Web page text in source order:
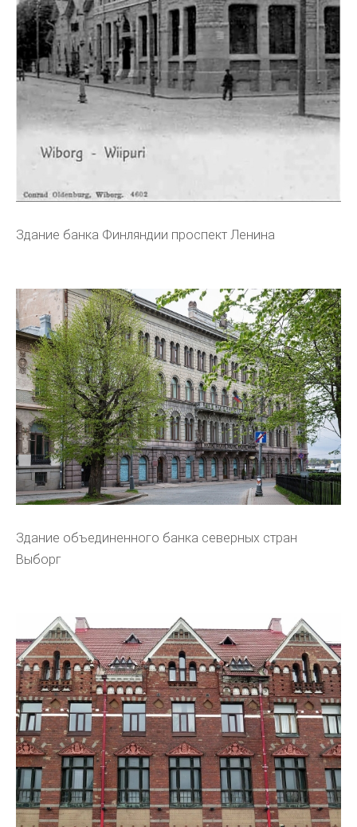
Здание банка Финляндии проспект Ленина
Здание объединенного банка северных стран
Выборг